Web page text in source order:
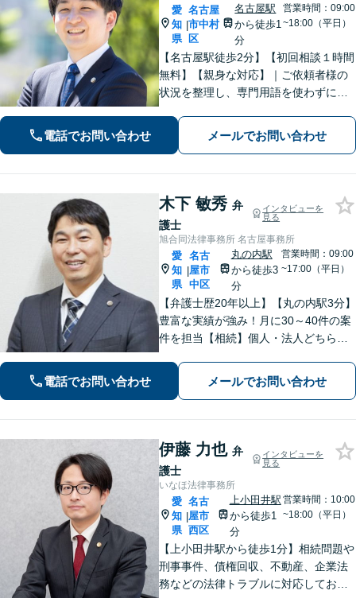
愛
知
県
|
名古屋
市中村
区
名古屋駅
から徒歩1
分
営業時間：09:00
~18:00（平日）
【名古屋駅徒歩2分】【初回相談１時間
無料】【親身な対応】｜ご依頼者様の
状況を整理し、専門用語を使わずに、
問題（債務整理）】に強み。解決でき
るか悩む前にまずはご相談ください。
電話でお問い合わせ メールでお問い合わせ
木下 敏秀 弁
護士
インタビューを
見る
旭合同法律事務所 名古屋事務所
愛
知
県
|
名古
屋市
中区
丸の内駅
から徒歩3
分
営業時間：09:00
~17:00（平日）
【弁護士歴20年以上】【丸の内駅3分】
豊富な実績が強み！月に30～40件の案
件を担当【相続】個人・法人どちらの
方ともに納得する解決を目指します
【離婚問題】他士業と連携し多角的な
電話でお問い合わせ メールでお問い合わせ
伊藤 力也 弁
護士
インタビューを
見る
いなほ法律事務所
愛
知
県
|
名古
屋市
西区
上小田井駅
から徒歩1
分
営業時間：10:00
~18:00（平日）
【上小田井駅から徒歩1分】相続問題や
刑事事件、債権回収、不動産、企業法
務などの法律トラブルに対応しており